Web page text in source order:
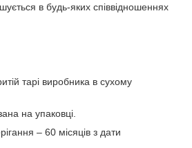
в будь-яких співвідношеннях
тарі виробника в сухому
на упаковці.
– 60 місяців з дати